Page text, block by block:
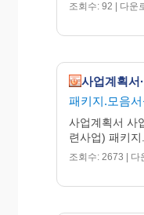
조회수: 92 | 다운
패키지.모음서
사업계획서 사
련사업) 패키
조회수: 2673 | 다